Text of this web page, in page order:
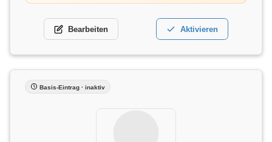
Bearbeiten Aktivieren
Basis-Eintrag · inaktiv